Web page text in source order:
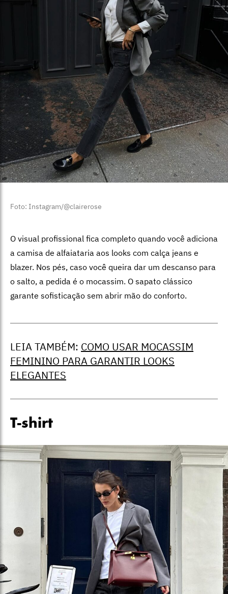
Foto: Instagram/@clairerose
O visual profissional fica completo quando você adiciona
a camisa de alfaiataria aos looks com calça jeans e
blazer. Nos pés, caso você queira dar um descanso para
o salto, a pedida é o mocassim. O sapato clássico
garante sofisticação sem abrir mão do conforto.
LEIA TAMBÉM: COMO USAR MOCASSIM
FEMININO PARA GARANTIR LOOKS
ELEGANTES
T-shirt